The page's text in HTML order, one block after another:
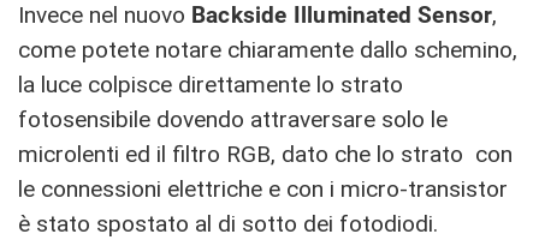
Invece nel nuovo Backside Illuminated Sensor,
come potete notare chiaramente dallo schemino,
la luce colpisce direttamente lo strato
fotosensibile dovendo attraversare solo le
microlenti ed il filtro RGB, dato che lo strato con
le connessioni elettriche e con i micro-transistor
è stato spostato al di sotto dei fotodiodi.